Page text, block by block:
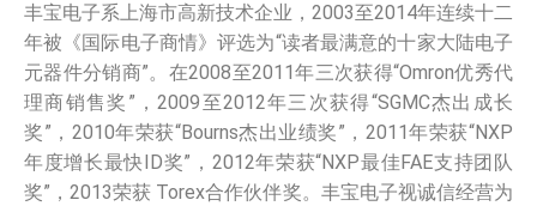
丰宝电子系上海市高新技术企业，2003至2014年连续十二
年被《国际电子商情》评选为“读者最满意的十家大陆电子
元器件分销商”。在2008至2011年三次获得“Omron优秀代
理商销售奖”，2009至2012年三次获得“SGMC杰出成长
奖”，2010年荣获“Bourns杰出业绩奖”，2011年荣获“NXP
年度增长最快ID奖”，2012年荣获“NXP最佳FAE支持团队
奖”，2013荣获 Torex合作伙伴奖。丰宝电子视诚信经营为